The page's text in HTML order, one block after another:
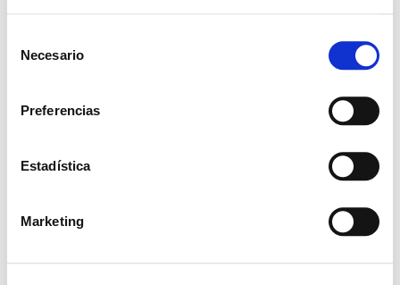
Necesario
Preferencias
Estadística
Marketing